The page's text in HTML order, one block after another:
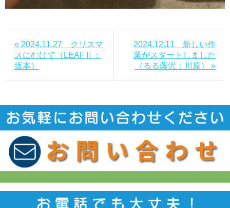
« 2024.11.27 クリスマ
スにむけて（LEAFⅡ：
坂本）
2024.12.11 新しい作
業がスタートしました
（るる藤沢：川原） »